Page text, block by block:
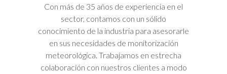
Con más de 35 años de experiencia en el
sector, contamos con un sólido
conocimiento de la industria para asesorarle
en sus necesidades de monitorización
meteorológica. Trabajamos en estrecha
colaboración con nuestros clientes a modo